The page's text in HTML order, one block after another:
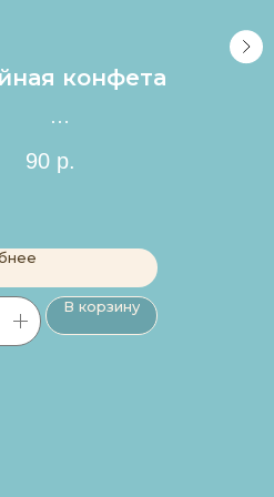
конфета
90 р.
В корзину